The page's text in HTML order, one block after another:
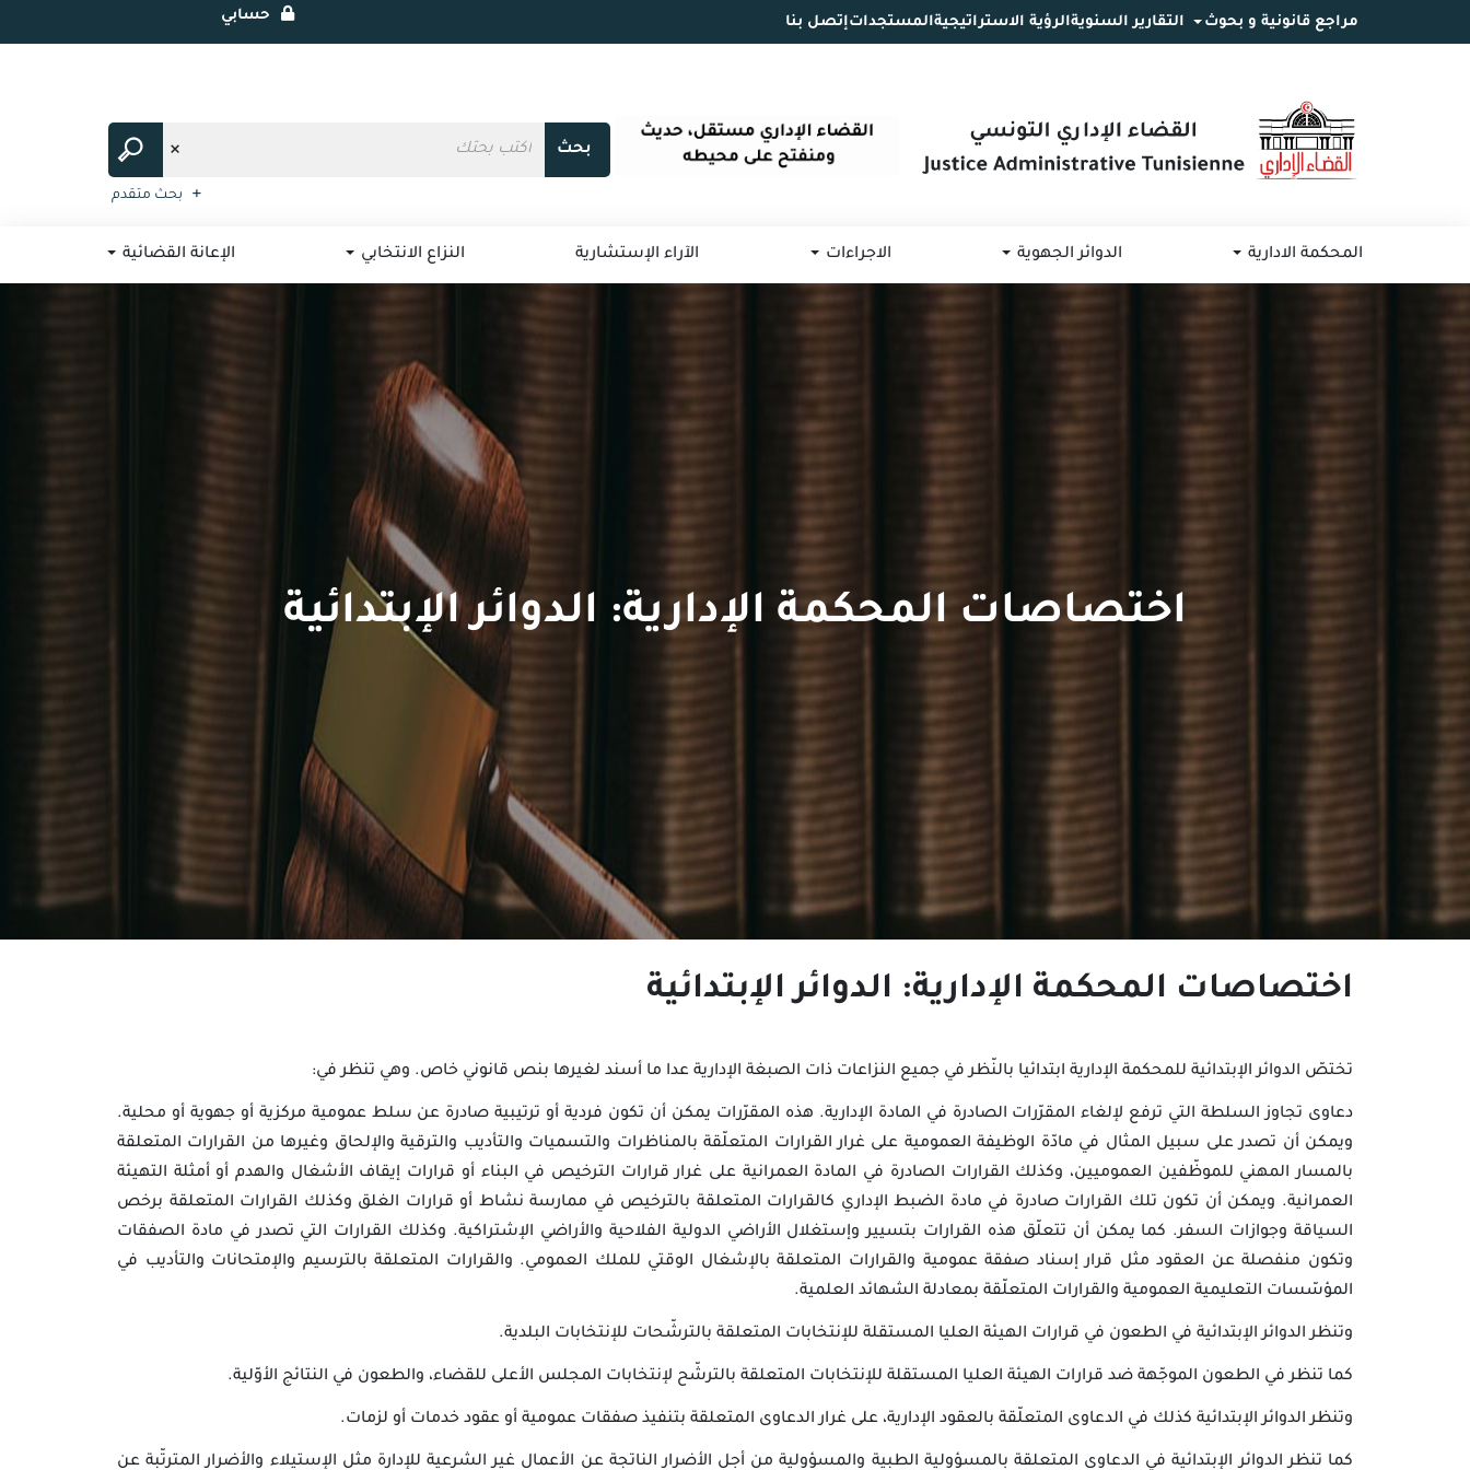
المحتوى
مراجع قانونية و بحوث التقارير السنويةالرؤية الاستراتيجيةالمستجداتإتصل بنا حسابي
بحث
بحث متقدم
المحكمة الادارية الدوائر الجهوية الاجراءات الآراء الإستشارية النزاع الانتخابي الإعانة القضائية
اختصاصات المحكمة الإدارية: الدوائر الإبتدائية
اختصاصات المحكمة الإدارية: الدوائر الإبتدائية
تختصّ الدوائر الإبتدائية للمحكمة الإدارية ابتدائيا بالنّظر في جميع النزاعات ذات الصبغة الإدارية عدا ما أسند لغيرها بنص قانوني خاص. وهي تنظر في:
دعاوى تجاوز السلطة التي ترفع لإلغاء المقرّرات الصادرة في المادة الإدارية. هذه المقرّرات يمكن أن تكون فردية أو ترتيبية صادرة عن سلط عمومية مركزية أو جهوية أو محلية.
ويمكن أن تصدر على سبيل المثال في مادّة الوظيفة العمومية على غرار القرارات المتعلّقة بالمناظرات والتسميات والتأديب والترقية والإلحاق وغيرها من القرارات المتعلقة
بالمسار المهني للموظّفين العموميين، وكذلك القرارات الصادرة في المادة العمرانية على غرار قرارات الترخيص في البناء أو قرارات إيقاف الأشغال والهدم أو أمثلة التهيئة
العمرانية. ويمكن أن تكون تلك القرارات صادرة في مادة الضبط الإداري كالقرارات المتعلقة بالترخيص في ممارسة نشاط أو قرارات الغلق وكذلك القرارات المتعلقة برخص
السياقة وجوازات السفر. كما يمكن أن تتعلّق هذه القرارات بتسيير وإستغلال الأراضي الدولية الفلاحية والأراضي الإشتراكية. وكذلك القرارات التي تصدر في مادة الصفقات
وتكون منفصلة عن العقود مثل قرار إسناد صفقة عمومية والقرارات المتعلقة بالإشغال الوقتي للملك العمومي. والقرارات المتعلقة بالترسيم والإمتحانات والتأديب في
المؤسّسات التعليمية العمومية والقرارات المتعلّقة بمعادلة الشهائد العلمية.
وتنظر الدوائر الإبتدائية في الطعون في قرارات الهيئة العليا المستقلة للإنتخابات المتعلقة بالترشّحات للإنتخابات البلدية.
كما تنظر في الطعون الموجّهة ضد قرارات الهيئة العليا المستقلة للإنتخابات المتعلقة بالترشّح لإنتخابات المجلس الأعلى للقضاء، والطعون في النتائج الأوّلية.
وتنظر الدوائر الإبتدائية كذلك في الدعاوى المتعلّقة بالعقود الإدارية، على غرار الدعاوى المتعلقة بتنفيذ صفقات عمومية أو عقود خدمات أو لزمات.
كما تنظر الدوائر الإبتدائية في الدعاوى المتعلقة بالمسؤولية الطبية والمسؤولية من أجل الأضرار الناتجة عن الأعمال غير الشرعية للإدارة مثل الإستيلاء والأضرار المترتّبة عن